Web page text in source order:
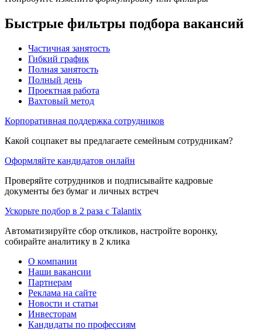
Быстрые фильтры подбора вакансий
Частичная занятость
Гибкий график
Полная занятость
Полный день
Проектная работа
Вахтовый метод
Корпоративная поддержка сотрудников
Какой соцпакет вы предлагаете семейным сотрудникам?
Оформляйте кандидатов онлайн
Проверяйте сотрудников и подписывайте кадровые
документы без бумаг и личных встреч
Ускорьте подбор в 2 раза с Talantix
Автоматизируйте сбор откликов, настройте воронку,
собирайте аналитику в 2 клика
О компании
Наши вакансии
Партнерам
Реклама на сайте
Новости и статьи
Инвесторам
Кандидаты по профессиям